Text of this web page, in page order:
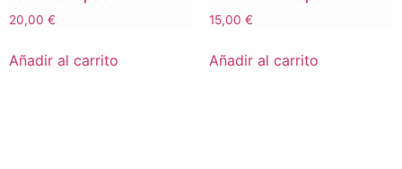
20,00 €
Añadir al carrito
15,00 €
Añadir al carrito